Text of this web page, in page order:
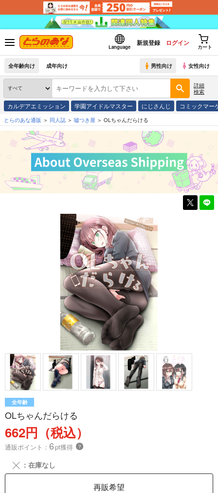
Language
新規登録 ログイン
カート
全年齢向け 成年向け 男性向け 女性向け
詳細
検索
カルデアエミッション 学園アイドルマスター にじさんじ コミックマ
とらのあな通販 同人誌 嘘つき屋 OLちゃんだらける
全年齢
OLちゃんだらける
662円（税込）
通販ポイント： 6pt獲得 ？
╳ ：在庫なし
再販希望